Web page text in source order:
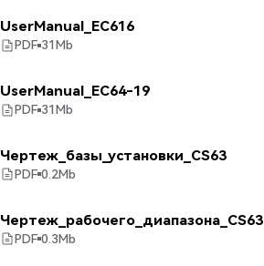
UserManual_EC616
PDF 31Mb
UserManual_EC64-19
PDF 31Mb
Чертеж_базы_установки_CS63
PDF 0.2Mb
Чертеж_рабочего_диапазона_CS63
PDF 0.3Mb